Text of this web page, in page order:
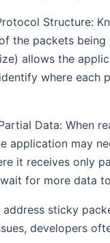
Structure:
the packets being
allows the
where each
Data: When
application may
it receives only
for more data
address sticky
developers